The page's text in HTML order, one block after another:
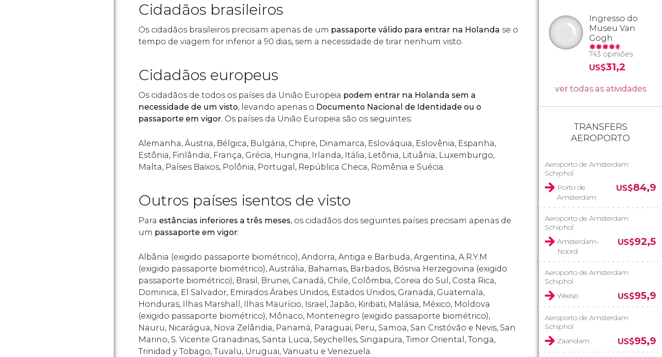
Cidadãos brasileiros
Os cidadãos brasileiros precisam apenas de um passaporte válido para entrar na Holanda se o
tempo de viagem for inferior a 90 dias, sem a necessidade de tirar nenhum visto.
Cidadãos europeus
Os cidadãos de todos os países da União Europeia podem entrar na Holanda sem a
necessidade de um visto, levando apenas o Documento Nacional de Identidade ou o
passaporte em vigor. Os países da União Europeia são os seguintes:
Alemanha, Áustria, Bélgica, Bulgária, Chipre, Dinamarca, Eslováquia, Eslovênia, Espanha,
Estônia, Finlândia, França, Grécia, Hungria, Irlanda, Itália, Letônia, Lituânia, Luxemburgo,
Malta, Países Baixos, Polônia, Portugal, República Checa, Romênia e Suécia.
Outros países isentos de visto
Para estâncias inferiores a três meses, os cidadãos dos seguintes países precisam apenas de
um passaporte em vigor:
Albânia (exigido passaporte biométrico), Andorra, Antiga e Barbuda, Argentina, A.R.Y.M
(exigido passaporte biométrico), Austrália, Bahamas, Barbados, Bósnia Herzegovina (exigido
passaporte biométrico), Brasil, Brunei, Canadá, Chile, Colômbia, Coreia do Sul, Costa Rica,
Dominica, El Salvador, Emirados Árabes Unidos, Estados Unidos, Granada, Guatemala,
Honduras, Ilhas Marshall, Ilhas Maurício, Israel, Japão, Kiribati, Malásia, México, Moldova
(exigido passaporte biométrico), Mônaco, Montenegro (exigido passaporte biométrico),
Nauru, Nicarágua, Nova Zelândia, Panamá, Paraguai, Peru, Samoa, San Cristóvão e Nevis, San
Marino, S. Vicente Granadinas, Santa Lucia, Seychelles, Singapura, Timor Oriental, Tonga,
Trinidad y Tobago, Tuvalu, Uruguai, Vanuatu e Venezuela.
Ingresso do
Museu Van
Gogh
743 opiniões
US$31,2
ver todas as atividades
TRANSFERS
AEROPORTO
Aeroporto de Amsterdam
Schiphol
Porto de
Amsterdam
US$84,9
Aeroporto de Amsterdam
Schiphol
Amsterdam-
Noord
US$92,5
Aeroporto de Amsterdam
Schiphol
Weesp
US$95,9
Aeroporto de Amsterdam
Schiphol
Zaandam
US$95,9